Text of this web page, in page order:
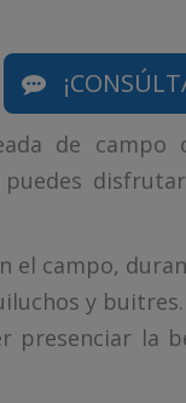
de campo
puedes
el campo,
y
presenciar la